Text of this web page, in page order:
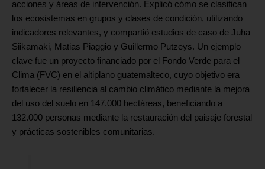
acciones y áreas de intervención. Explicó cómo se clasifican
los ecosistemas en grupos y clases de condición, utilizando
indicadores relevantes, y compartió estudios de caso de Juha
Siikamaki, Matias Piaggio y Guillermo Putzeys. Un ejemplo
clave fue un proyecto financiado por el Fondo Verde para el
Clima (FVC) en el altiplano guatemalteco, cuyo objetivo era
fortalecer la resiliencia al cambio climático mediante la mejora
del uso del suelo en 147.000 hectáreas, beneficiando a
132.000 personas mediante la restauración del paisaje forestal
y prácticas sostenibles comunitarias.